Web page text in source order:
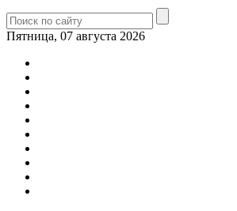
Пятница, 07 августа 2026